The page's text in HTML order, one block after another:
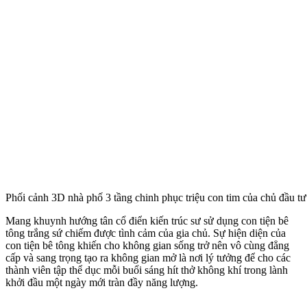
Phối cảnh 3D nhà phố 3 tầng chinh phục triệu con tim của chủ đầu
Mang khuynh hướng tân cổ điển kiến trúc sư sử dụng con tiện bê
tông trắng sứ chiếm được tình cảm của gia chủ. Sự hiện diện của
con tiện bê tông khiến cho không gian sống trở nên vô cùng đẳng
cấp và sang trọng tạo ra không gian mở là nơi lý tưởng để cho các
thành viên tập thể dục mỗi buổi sáng hít thở không khí trong lành
khởi đầu một ngày mới tràn đầy năng lượng.